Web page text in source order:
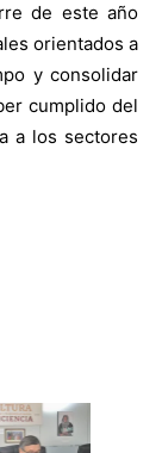
de este año
orientados a
y consolidar
cumplido del
a los sectores